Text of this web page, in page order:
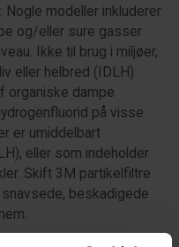
Nogle modeller inkluderer
og/eller sure gasser
Ikke til brug i miljøer,
eller helbred (IDLH)
organiske dampe
på visse
er umiddelbart
eller som indeholder
Skift 3M partikelfiltre
beskadigede